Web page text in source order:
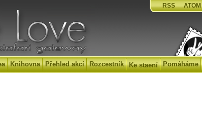
RSS ATOM
Knihovna Přehled akcí Rozcestník Ke staení Pomáháme